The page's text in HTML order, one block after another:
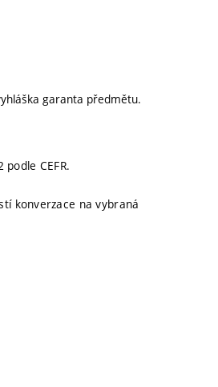
garanta předmětu.
CEFR.
konverzace na vybraná